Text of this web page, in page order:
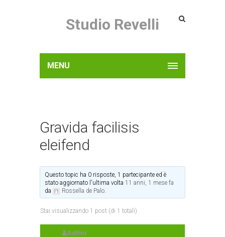
Studio Revelli
MENU
Gravida facilisis
eleifend
Questo topic ha 0 risposte, 1 partecipante ed è
stato aggiornato l'ultima volta11 anni, 1 mese fa
da
Rossella de Palo.
Stai visualizzando 1 post (di 1 totali)
Author